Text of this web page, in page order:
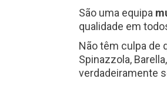
São uma equipa
qualidade em
Não têm culpa de
Spinazzola,
verdadeiramente